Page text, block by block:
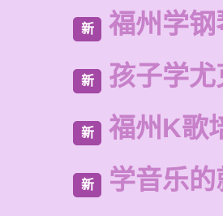
新 福州学
新 孩子学
新 福州K歌
新 学音乐